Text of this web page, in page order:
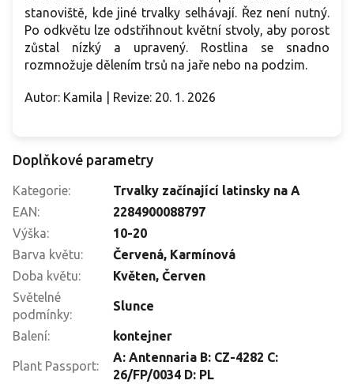
stanoviště, kde jiné trvalky selhávají. Řez není nutný.
Po odkvětu lze odstřihnout květní stvoly, aby porost
zůstal nízký a upravený. Rostlina se snadno
rozmnožuje dělením trsů na jaře nebo na podzim.
Autor: Kamila | Revize: 20. 1. 2026
Doplňkové parametry
Kategorie:
Trvalky začínající latinsky na A
EAN:
2284900088797
Výška:
10-20
Barva květu: Červená, Karmínová
Doba květu: Květen, Červen
Světelné
podmínky:
Slunce
Balení: kontejner
Plant Passport:
A: Antennaria B: CZ-4282 C:
26/FP/0034 D: PL